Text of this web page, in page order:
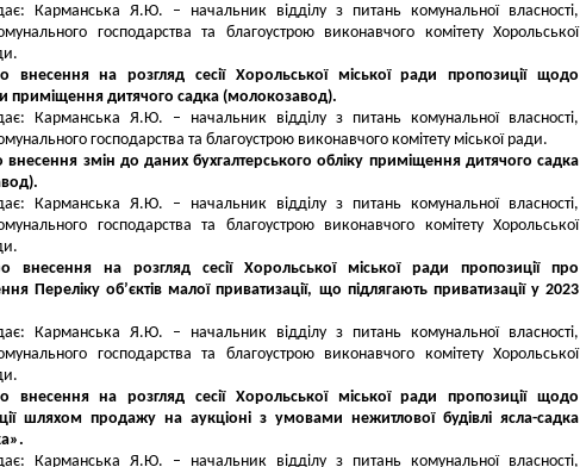
Карманська Я.Ю. – начальник відділу з питань комунальної власності,
господарства та благоустрою виконавчого комітету Хорольської
внесення на розгляд сесії Хорольської міської ради пропозиції щодо
приміщення дитячого садка (молокозавод).
Карманська Я.Ю. – начальник відділу з питань комунальної власності,
господарства та благоустрою виконавчого комітету міської ради.
змін до даних бухгалтерського обліку приміщення дитячого садка
Карманська Я.Ю. – начальник відділу з питань комунальної власності,
господарства та благоустрою виконавчого комітету Хорольської
внесення на розгляд сесії Хорольської міської ради пропозиції про
Переліку об’єктів малої приватизації, що підлягають приватизації у 2023
Карманська Я.Ю. – начальник відділу з питань комунальної власності,
господарства та благоустрою виконавчого комітету Хорольської
внесення на розгляд сесії Хорольської міської ради пропозиції щодо
шляхом продажу на аукціоні з умовами нежитлової будівлі ясла-садка
Карманська Я.Ю. – начальник відділу з питань комунальної власності,